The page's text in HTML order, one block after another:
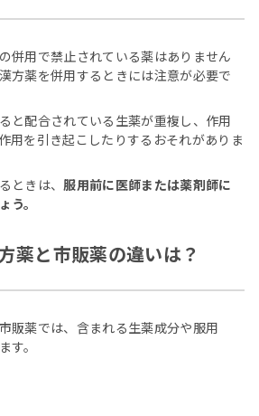
併用で禁止されている薬はありません
方薬を併用するときには注意が必要で
と配合されている生薬が重複し、作用
用を引き起こしたりするおそれがありま
ときは、服用前に医師または薬剤師に
う。
薬と市販薬の違いは？
販薬では、含まれる生薬成分や服用
す。